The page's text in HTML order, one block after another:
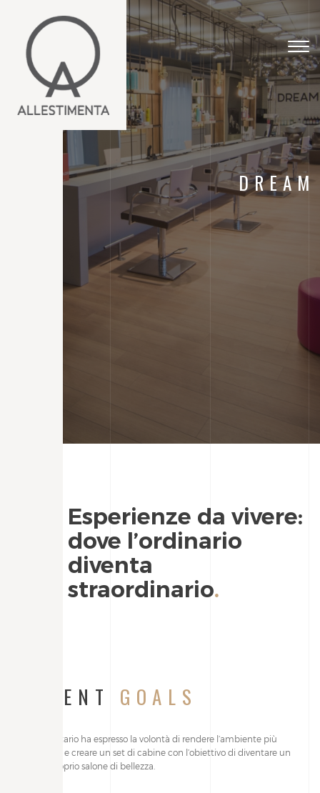
DREAM
Esperienze da vivere:
dove l’ordinario
diventa
straordinario.
CLIENT GOALS
Il proprietario ha espresso la volontà di rendere l’ambiente più
moderno e creare un set di cabine con l’obiettivo di diventare un
vero e proprio salone di bellezza.